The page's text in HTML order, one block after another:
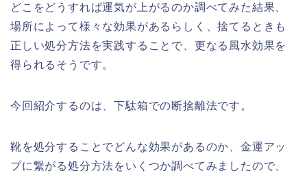
どこをどうすれば運気が上がるのか調べてみた結果、
場所によって様々な効果があるらしく、捨てるときも
正しい処分方法を実践することで、更なる風水効果を
得られるそうです。
今回紹介するのは、下駄箱での断捨離法です。
靴を処分することでどんな効果があるのか、金運アッ
プに繋がる処分方法をいくつか調べてみましたので、